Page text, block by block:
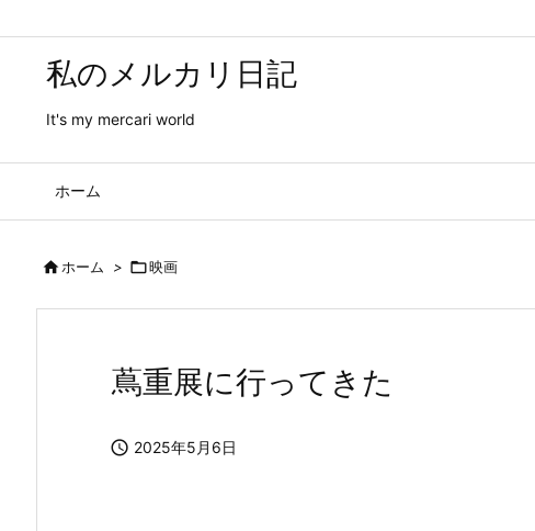
私のメルカリ日記
It's my mercari world
ホーム
ホーム > 映画
蔦重展に行ってきた
 2025年5月6日